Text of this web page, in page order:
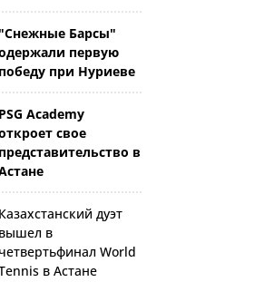
"Снежные Барсы"
первую
победу при Нуриеве
PSG Academy
свое
представительство в
Казахстанский дуэт
вышел в
четвертьфинал World
в Астане